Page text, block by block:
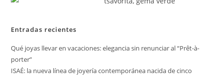
Entradas recientes
Qué joyas llevar en vacaciones: elegancia sin renunciar al “Prêt-à-
porter”
ISAÉ: la nueva línea de joyería contemporánea nacida de cinco